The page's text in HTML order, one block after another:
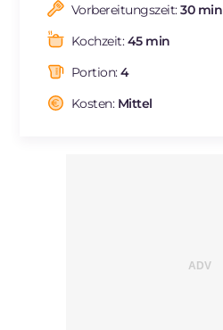
FR
NL
Vorbereitungszeit:30 min
Kochzeit:45 min
Portion:4
Kosten: Mittel